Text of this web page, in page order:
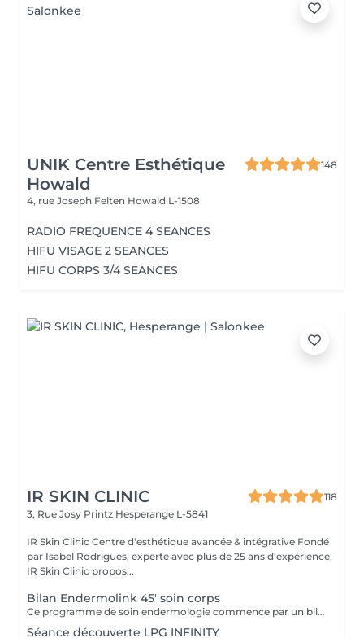
UNIK Centre Esthétique
Howald
148
4, rue Joseph Felten Howald L-1508
RADIO FREQUENCE 4 SEANCES
HIFU VISAGE 2 SEANCES
HIFU CORPS 3/4 SEANCES
IR SKIN CLINIC
118
3, Rue Josy Printz Hesperange L-5841
IR Skin Clinic Centre d'esthétique avancée & intégrative Fondé
par Isabel Rodrigues, experte avec plus de 25 ans d'expérience,
IR Skin Clinic propos...
Bilan Endermolink 45' soin corps
Ce programme de soin endermologie commence par un bilan ultra précis avec l'application professionnelle. Il se déroule en 3 étapes: -Décryptage de votre mode de vie -Analyse pointue de l'état de votre peau -Création de votre programme sur mesure IL EST OBLIGATOIRE AVANT TOUT TRAITEMENT LPG ET OFFERT LORS DE L'ACHAT D'UNE CURE 12
Séance découverte LPG INFINITY